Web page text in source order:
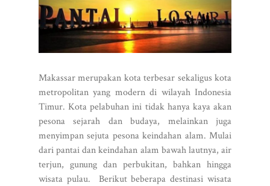
Makassar merupakan kota terbesar sekaligus kota
metropolitan yang modern di wilayah Indonesia
Timur. Kota pelabuhan ini tidak hanya kaya akan
pesona sejarah dan budaya, melainkan juga
menyimpan sejuta pesona keindahan alam. Mulai
dari pantai dan keindahan alam bawah lautnya, air
terjun, gunung dan perbukitan, bahkan hingga
wisata pulau. Berikut beberapa destinasi wisata